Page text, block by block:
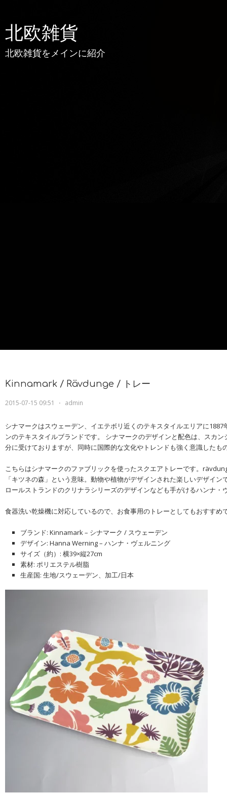
北欧雑貨
北欧雑貨をメインに紹介
Kinnamark / Rävdunge / トレー
2015-07-15 09:51 ⋅ admin
シナマークはスウェーデン、イエテボリ近くのテキスタイルエリアに1887
ンのテキスタイルブランドです。 シナマークのデザインと配色は、スカ
分に受けておりますが、同時に国際的な文化やトレンドも強く意識したも
こちらはシナマークのファブリックを使ったスクエアトレーです。
「キツネの森」という意味。動物や植物がデザインされた楽しいデザイン
ロールストランドのクリナラシリーズのデザインなども手がけるハンナ・
食器洗い乾燥機に対応しているので、お食事用のトレーとしてもおすすめ
ブランド: Kinnamark – シナマーク / スウェーデン
デザイン: Hanna Werning – ハンナ・ヴェルニング
サイズ（約）: 横39×縦27cm
素材: ポリエステル樹脂
生産国: 生地/スウェーデン、加工/日本